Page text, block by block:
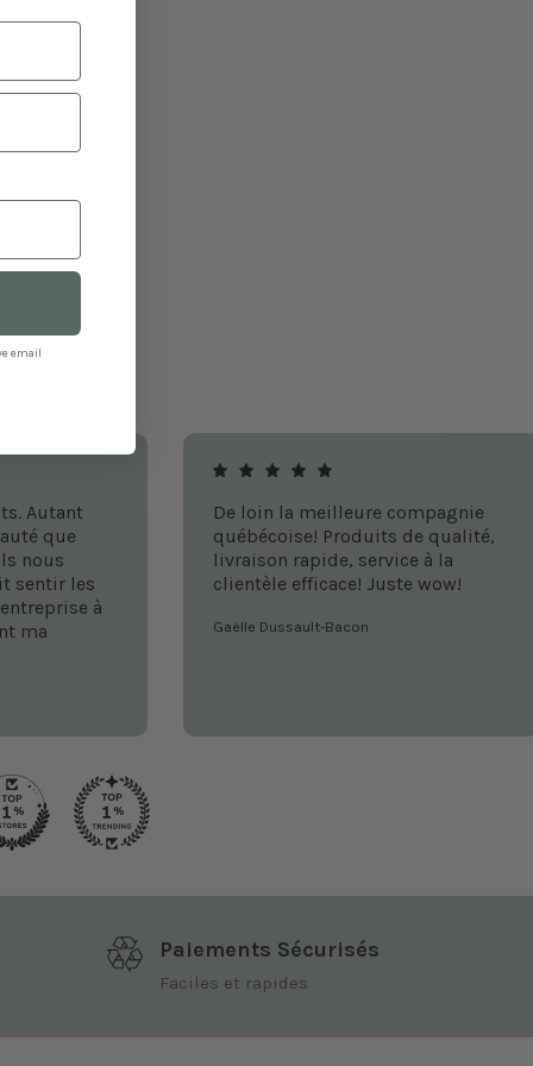
Autant
que
nous
sentir les
à
ma
De loin la meilleure compagnie
québécoise! Produits de qualité,
livraison rapide, service à la
clientèle efficace! Juste wow!
Gaëlle Dussault-Bacon
Paiements Sécurisés
Faciles et rapides
email